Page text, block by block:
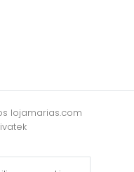
lojamarias.com